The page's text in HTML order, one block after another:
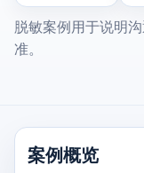
脱敏案例用于说明
准。
案例概览